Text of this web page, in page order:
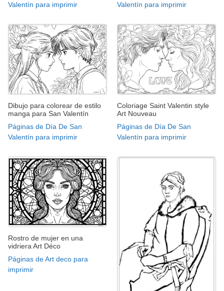
Valentín para imprimir
Valentín para imprimir
Dibujo para colorear de estilo
manga para San Valentín
Páginas de Día De San
Valentín para imprimir
Coloriage Saint Valentin style
Art Nouveau
Páginas de Día De San
Valentín para imprimir
Rostro de mujer en una
vidriera Art Déco
Páginas de Art deco para
imprimir